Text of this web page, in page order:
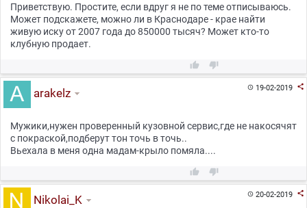
Приветствую. Простите, если вдруг я не по теме отписываюсь.
Может подскажете, можно ли в Краснодаре - крае найти
живую иску от 2007 года до 850000 тысяч? Может кто-то
клубную продает.
 
19-02-2019 
arakelz
Мужики,нужен проверенный кузовной сервис,где не накосячят
с покраской,подберут тон точь в точь..
Вьехала в меня одна мадам-крыло помяла....
 
20-02-2019 
Nikolai_K